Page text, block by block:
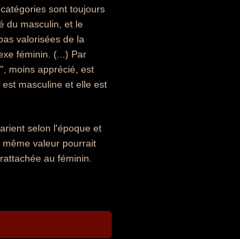
sont toujours
du masculin, et le
valorisées de la
féminin. (...) Par
moins apprécié, est
masculine et elle est
selon l'époque et
valeur pourrait
au féminin.